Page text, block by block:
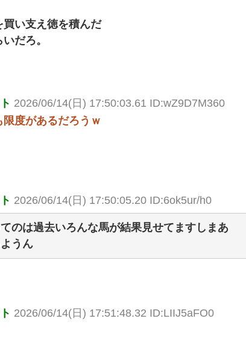
い支え徳を積んだ
だろ。
2026/06/14(日) 17:50:03.61 ID:wZ9D7M360
度があるだろうｗ
2026/06/14(日) 17:50:05.20 ID:6ok5ur/h0
のは過去いろんな馬が結果見せてますしまあ
うん
2026/06/14(日) 17:51:48.32 ID:LIIJ5aFO0